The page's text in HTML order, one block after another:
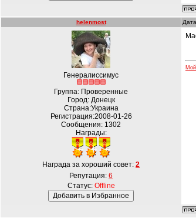
helenmost
Генералиссимус
Группа: Проверенные
Город: Донецк
Страна:Украина
Регистрация:2008-01-26
Сообщения: 1302
Награды:
Награда за хороший совет: 2
Репутация: 6
Статус: Offline
Мой